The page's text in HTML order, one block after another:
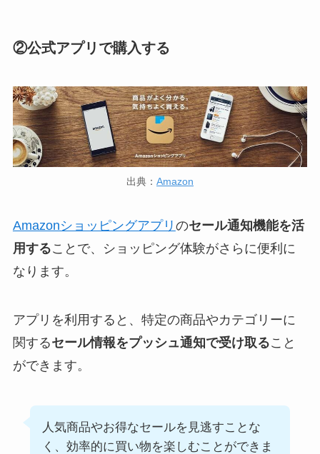
②公式アプリで購入する
出典： Amazon
Amazonショッピングアプリ のセール通知機能を活
用することで、ショッピング体験がさらに便利に
なります。
アプリを利用すると、特定の商品やカテゴリーに
関するセール情報をプッシュ通知で受け取ること
ができます。
人気商品やお得なセールを見逃すことな
く、効率的に買い物を楽しむことができま